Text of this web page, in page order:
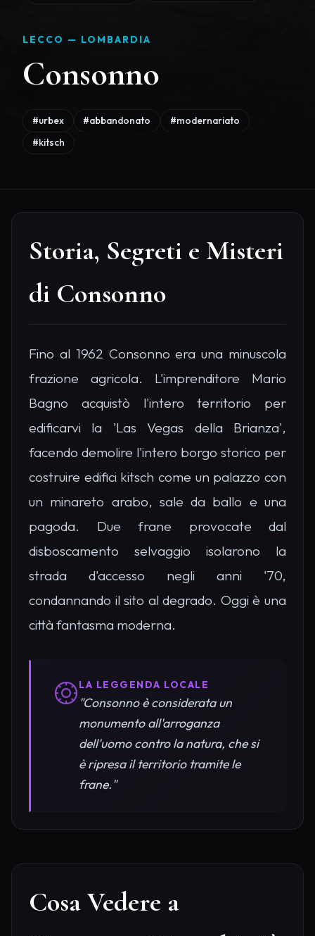
LECCO — LOMBARDIA
Consonno
#urbex #abbandonato
#modernariato
#kitsch
Storia, Segreti e Misteri
di Consonno
Fino al 1962 Consonno era una minuscola
frazione agricola. L'imprenditore Mario
Bagno acquistò l'intero territorio per
edificarvi la 'Las Vegas della Brianza',
facendo demolire l'intero borgo storico per
costruire edifici kitsch come un palazzo con
un minareto arabo, sale da ballo e una
pagoda. Due frane provocate dal
disboscamento selvaggio isolarono la
strada d'accesso negli anni '70,
condannando il sito al degrado. Oggi è una
città fantasma moderna.
LA LEGGENDA LOCALE
"Consonno è considerata un
monumento all'arroganza
dell'uomo contro la natura, che si
è ripresa il territorio tramite le
frane."
Cosa Vedere a